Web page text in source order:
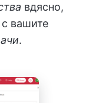
вдясно,
с вашите
.